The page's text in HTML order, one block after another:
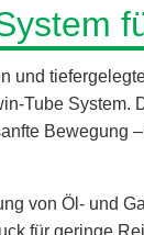
und
Tube System.
Bewegung
von Öl- und